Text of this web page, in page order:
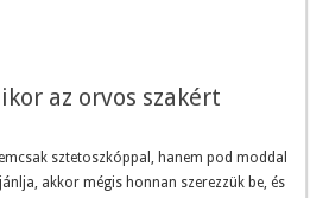
az orvos szakért
sztetoszkóppal, hanem pod moddal
akkor mégis honnan szerezzük be, és